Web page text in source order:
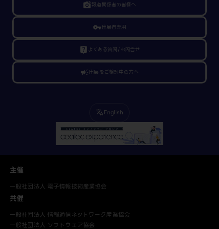
linked_camera報道関係者の皆様へ
vpn_key出展者専用
live_help よくある質問/お問合せ
campaign出展をご検討中の方へ
translateEnglish
主催
一般社団法人 電子情報技術産業協会
共催
一般社団法人 情報通信ネットワーク産業協会
一般社団法人 ソフトウェア協会